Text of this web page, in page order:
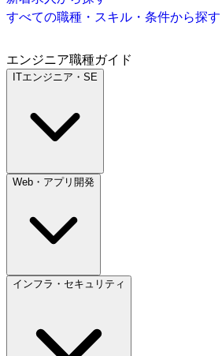
すべての職種・スキル・条件から探す
エンジニア職種ガイド
ITエンジニア・SE
Web・アプリ開発
インフラ・セキュリティ